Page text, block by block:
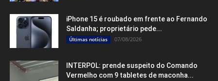
iPhone 15 é roubado em frente ao Fernando
Saldanha; proprietário pede...
Últimas notícias 07/08/2026
INTERPOL: prende suspeito do Comando
Vermelho com 9 tabletes de maconha...